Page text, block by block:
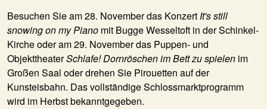
Besuchen Sie am 28. November das KonzertIt's still
snowing on my Piano mit Bugge Wesseltoft in der Schinkel-
Kirche oder am 29. November das Puppen- und
ObjekttheaterSchlafe! Dornröschen im Bett zu spielen im
Großen Saal oder drehen Sie Pirouetten auf der
Kunsteisbahn. Das vollständige Schlossmarktprogramm
wird im Herbst bekanntgegeben.